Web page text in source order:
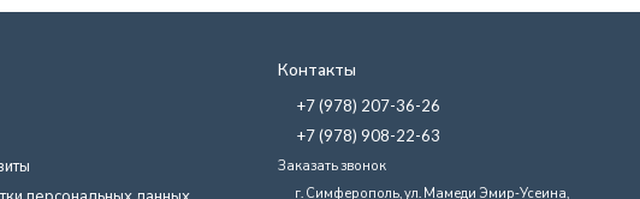
Контакты
+7 (978) 207-36-26
+7 (978) 908-22-63
Заказать звонок
г. Симферополь, ул. Мамеди Эмир-Усеина,